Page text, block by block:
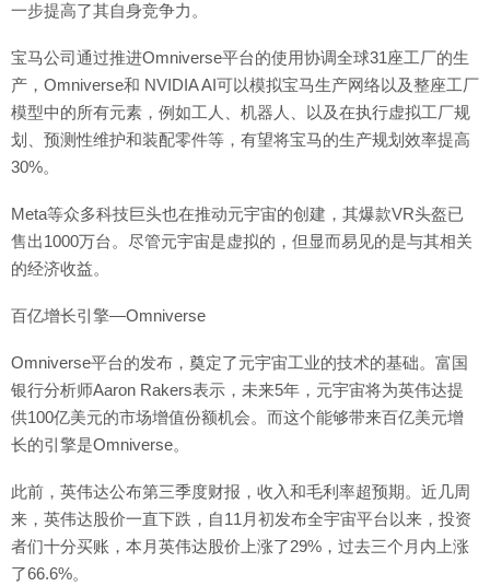
一步提高了其自身竞争力。
宝马公司通过推进Omniverse平台的使用协调全球31座工厂的生
产，Omniverse和 NVIDIA AI可以模拟宝马生产网络以及整座工厂
模型中的所有元素，例如工人、机器人、以及在执行虚拟工厂规
划、预测性维护和装配零件等，有望将宝马的生产规划效率提高
30%。
Meta等众多科技巨头也在推动元宇宙的创建，其爆款VR头盔已
售出1000万台。尽管元宇宙是虚拟的，但显而易见的是与其相关
的经济收益。
百亿增长引擎—Omniverse
Omniverse平台的发布，奠定了元宇宙工业的技术的基础。富国
银行分析师Aaron Rakers表示，未来5年，元宇宙将为英伟达提
供100亿美元的市场增值份额机会。而这个能够带来百亿美元增
长的引擎是Omniverse。
此前，英伟达公布第三季度财报，收入和毛利率超预期。近几周
来，英伟达股价一直下跌，自11月初发布全宇宙平台以来，投资
者们十分买账，本月英伟达股价上涨了29%，过去三个月内上涨
了66.6%。